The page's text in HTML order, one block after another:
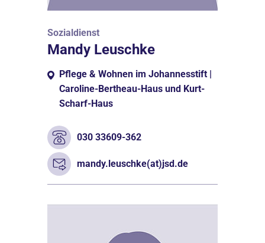
Sozialdienst
Mandy Leuschke
Pflege & Wohnen im Johannesstift |
Caroline-Bertheau-Haus und Kurt-
Scharf-Haus
030 33609-362
mandy.leuschke(at)jsd.de